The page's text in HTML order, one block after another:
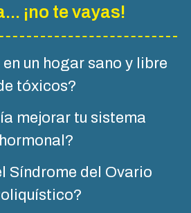
¡no te vayas!
un hogar sano y libre
tóxicos?
mejorar tu sistema
hormonal?
Síndrome del Ovario